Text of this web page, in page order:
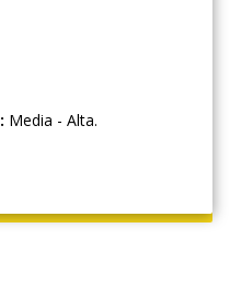
: Media - Alta.